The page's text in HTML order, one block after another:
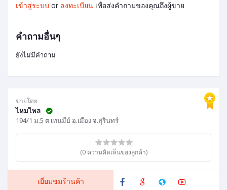
ขายโดย
ไหมไพล
194/1 ม.5 ต.เทนมีย์ อ.เมือง จ.สุรินทร์
(0 ความคิดเห็นของลูกค้า)
เยี่ยมชมร้านค้า
เข้าสู่ระบบ or ลงทะเบียน เพื่อส่งคำถามของคุณถึงผู้ขาย
คำถามอื่นๆ
ยังไม่มีคำถาม